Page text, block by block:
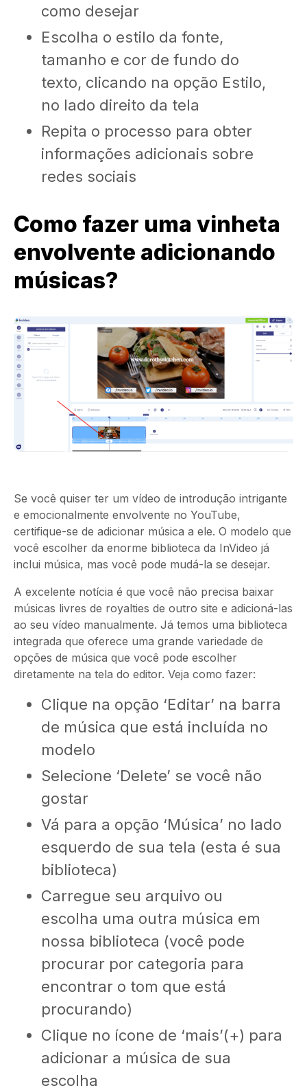
como desejar
Escolha o estilo da fonte,
tamanho e cor de fundo do
texto, clicando na opção Estilo,
no lado direito da tela
Repita o processo para obter
informações adicionais sobre
redes sociais
Como fazer uma vinheta
envolvente adicionando
músicas?
Se você quiser ter um vídeo de introdução intrigante
e emocionalmente envolvente no YouTube,
certifique-se de adicionar música a ele. O modelo que
você escolher da enorme biblioteca da InVideo já
inclui música, mas você pode mudá-la se desejar.
A excelente notícia é que você não precisa baixar
músicas livres de royalties de outro site e adicioná-las
ao seu vídeo manualmente. Já temos uma biblioteca
integrada que oferece uma grande variedade de
opções de música que você pode escolher
diretamente na tela do editor. Veja como fazer:
Clique na opção ‘Editar’ na barra
de música que está incluída no
modelo
Selecione ‘Delete’ se você não
gostar
Vá para a opção ‘Música’ no lado
esquerdo de sua tela (esta é sua
biblioteca)
Carregue seu arquivo ou
escolha uma outra música em
nossa biblioteca (você pode
procurar por categoria para
encontrar o tom que está
procurando)
Clique no ícone de ‘mais’(+) para
adicionar a música de sua
escolha